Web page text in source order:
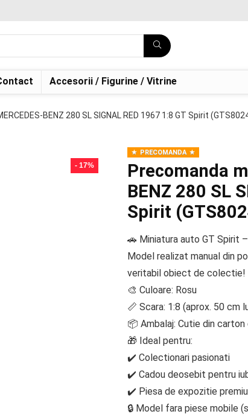
Accesorii / Figurine / Vitrine
BENZ 280 SL SIGNAL RED 1967 1:8 GT Spirit
- 17%
PRECOMANDA
Precomanda
BENZ 280 SL
Spirit
🚗 Miniatura auto GT Spirit
Model realizat manual din
veritabil obiect de colectie!
🎨 Culoare: Rosu
📏 Scara: 1:8 (aprox. 50 cm
📦 Ambalaj: Cutie din
🎁 Ideal pentru:
✔️ Colectionari pasionati
✔️ Cadou deosebit pentru
✔️ Piesa de expozitie
🔒 Model fara piese mobile